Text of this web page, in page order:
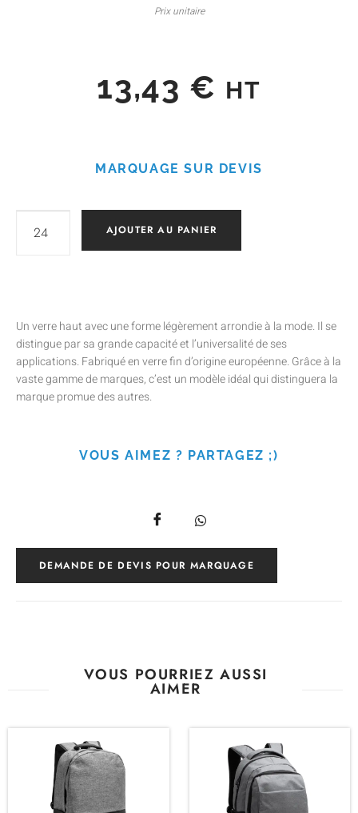
Prix unitaire
13,43 € HT
MARQUAGE SUR DEVIS
AJOUTER AU PANIER
Un verre haut avec une forme légèrement arrondie à la mode. Il se
distingue par sa grande capacité et l’universalité de ses
applications. Fabriqué en verre fin d’origine européenne. Grâce à la
vaste gamme de marques, c’est un modèle idéal qui distinguera la
marque promue des autres.
VOUS AIMEZ ? PARTAGEZ ;)
DEMANDE DE DEVIS POUR MARQUAGE
VOUS POURRIEZ AUSSI
AIMER